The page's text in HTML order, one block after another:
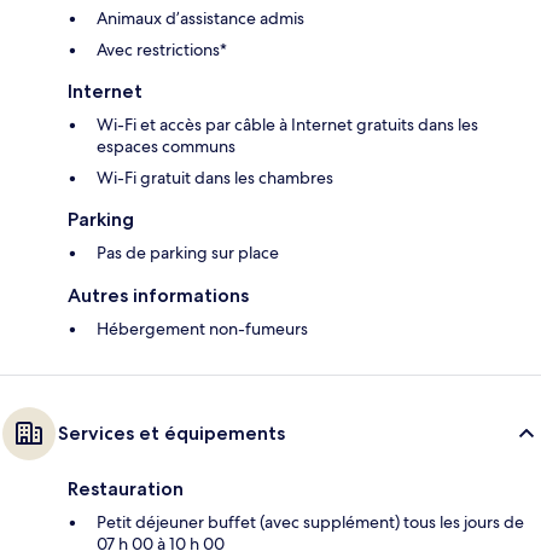
Animaux d’assistance admis
Avec restrictions*
Internet
Wi-Fi et accès par câble à Internet gratuits dans les
espaces communs
Wi-Fi gratuit dans les chambres
Parking
Pas de parking sur place
Autres informations
Hébergement non-fumeurs
Services et équipements
Restauration
Petit déjeuner buffet (avec supplément) tous les jours de
07 h 00 à 10 h 00